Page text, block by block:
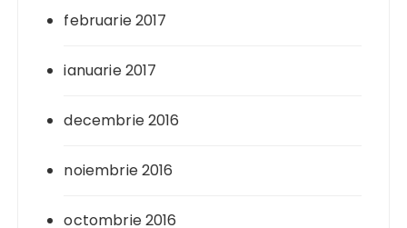
februarie 2017
ianuarie 2017
decembrie 2016
noiembrie 2016
octombrie 2016